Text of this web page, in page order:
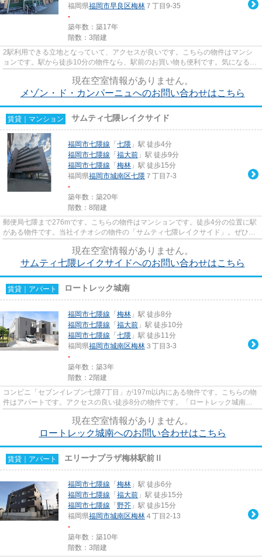
福岡県福岡市早良区梅林 ７丁目9-35
-
築年数：築17年
階数：3階建
2駅利用できる立地となっていて、アクセスが良いです。こちらの物件はマンシ
ョンです。駅から徒歩10分の物件なら、駅前のお買い物も便利です。気になるイ
現在空室情報がありません。
メゾン・ド・カンパーニュへのお問い合わせはこちら
賃貸｜マンション サムティ七隈レイクサイド
福岡市七隈線 「 七隈 」駅 徒歩4分
福岡市七隈線 「 福大前 」駅 徒歩9分
福岡市七隈線 「 梅林 」駅 徒歩15分
福岡県福岡市城南区七隈 ７丁目7-3
-
築年数：築20年
階数：8階建
郵便局七隈まで276mです。こちらの物件はマンションです。徒歩4分の位置に駅
がある物件です。当社イチオシの物件の「サムティ七隈レイクサイド」。ぜひ一
現在空室情報がありません。
サムティ七隈レイクサイドへのお問い合わせはこちら
賃貸｜アパート ロートレック城南
福岡市七隈線 「 梅林 」駅 徒歩8分
福岡市七隈線 「 福大前 」駅 徒歩10分
福岡市七隈線 「 七隈 」駅 徒歩11分
福岡県福岡市城南区梅林 ３丁目3-3
-
築年数：築3年
階数：2階建
コンビニ「セブンイレブン七隈7丁目」が197m以内にある物件です。こちらの物
件はアパートです。アクセスの良い徒歩8分の物件です。「ロートレック城南」
現在空室情報がありません。
ロートレック城南へのお問い合わせはこちら
賃貸｜アパート エリーナプラザ梅林駅前Ⅱ
福岡市七隈線 「 梅林 」駅 徒歩6分
福岡市七隈線 「 福大前 」駅 徒歩15分
福岡市七隈線 「 野芥 」駅 徒歩15分
福岡県福岡市城南区梅林 ４丁目2-13
-
築年数：築10年
階数：3階建